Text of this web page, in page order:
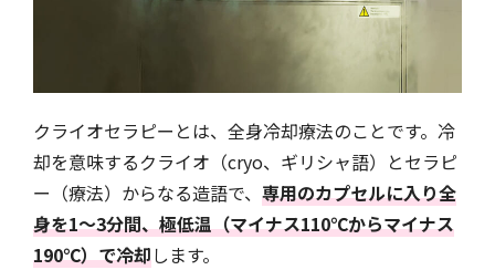
クライオセラピーとは、全身冷却療法のことです。冷
却を意味するクライオ（cryo、ギリシャ語）とセラピ
ー（療法）からなる造語で、 専用のカプセルに入り全
身を1〜3分間、極低温（マイナス110℃からマイナス
190℃）で冷却します。